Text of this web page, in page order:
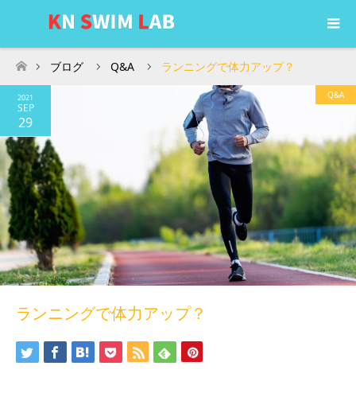
ホーム
ブログ Q&A ランニングで体力アップ？
2021
SEP
29
Q&A
ランニングで体力アップ？